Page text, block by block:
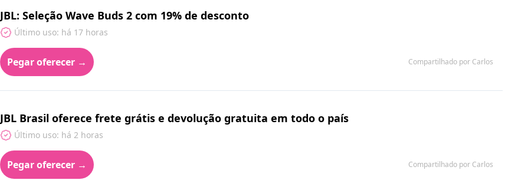
JBL: Seleção Wave Buds 2 com 19% de desconto
Último uso: há 17 horas
Pegar oferecer → Compartilhado por Carlos
JBL Brasil oferece frete grátis e devolução gratuita em todo o país
Último uso: há 2 horas
Pegar oferecer → Compartilhado por Carlos